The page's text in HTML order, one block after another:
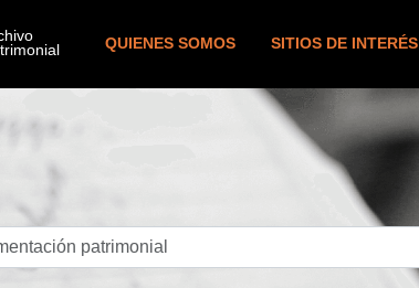
QUIENES SOMOS SITIOS DE INTERÉS